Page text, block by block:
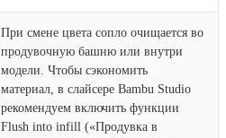
При смене цвета сопло очищается во
продувочную башню или внутри
модели. Чтобы сэкономить
материал, в слайсере Bambu Studio
рекомендуем включить функции
Flush into infill («Продувка в